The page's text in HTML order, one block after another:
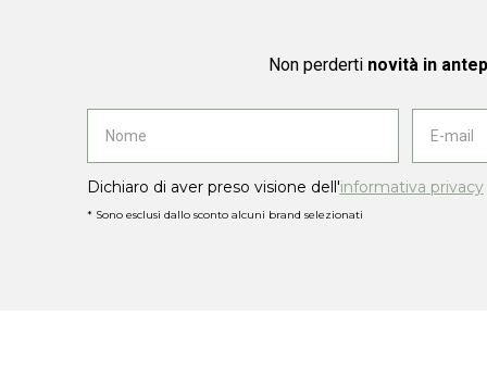
Non perderti novità in
Dichiaro di aver preso visione dell'informativa privacy
* Sono esclusi dallo sconto alcuni brand selezionati